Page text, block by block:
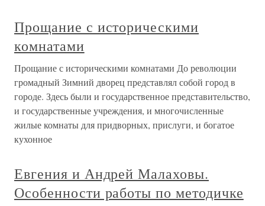
Прощание с историческими
комнатами
Прощание с историческими комнатами До революции
громадный Зимний дворец представлял собой город в
городе. Здесь были и государственное представительство,
и государственные учреждения, и многочисленные
жилые комнаты для придворных, прислуги, и богатое
кухонное
Евгения и Андрей Малаховы.
Особенности работы по методичке